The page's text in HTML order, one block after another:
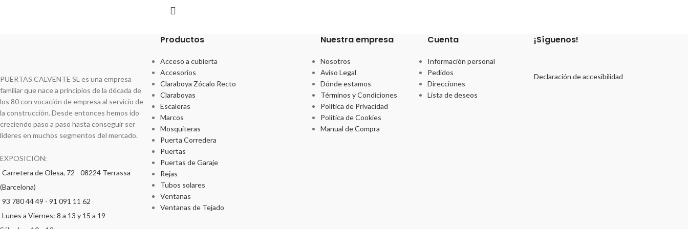
PUERTAS CALVENTE SL es una empresa
familiar que nace a principios de la década de
los 80 con vocación de empresa al servicio de
la construcción. Desde entonces hemos ido
creciendo paso a paso hasta conseguir ser
líderes en muchos segmentos del mercado.
EXPOSICIÓN:
Carretera de Olesa, 72 - 08224 Terrassa
(Barcelona)
93 780 44 49 - 91 091 11 62
Lunes a Viernes: 8 a 13 y 15 a 19
Productos
Acceso a cubierta
Accesorios
Claraboya Zócalo Recto
Claraboyas
Escaleras
Marcos
Mosquiteras
Puerta Corredera
Puertas
Puertas de Garaje
Rejas
Tubos solares
Ventanas
Ventanas de Tejado
Nuestra empresa
Nosotros
Aviso Legal
Dónde estamos
Términos y Condiciones
Política de Privacidad
Política de Cookies
Manual de Compra
Cuenta
Información personal
Pedidos
Direcciones
Lista de deseos
¡Síguenos!
Declaración de accesibilidad